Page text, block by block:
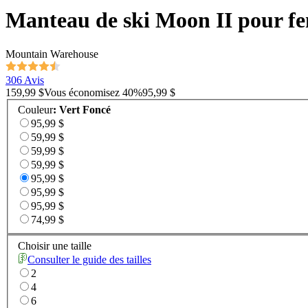
Manteau de ski Moon II pour
Mountain Warehouse
306 Avis
159,99 $Vous économisez 40%95,99 $
Couleur: Vert Foncé
95,99 $
59,99 $
59,99 $
59,99 $
95,99 $
95,99 $
95,99 $
74,99 $
Choisir une taille
Consulter le guide des tailles
2
4
6